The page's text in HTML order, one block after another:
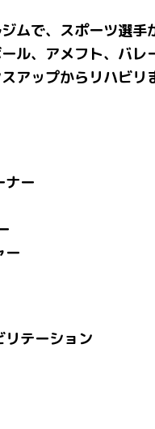
ムで、スポーツ選手
ル、アメフト、バレ
アップからリハビリ
ナー
ー
テーション